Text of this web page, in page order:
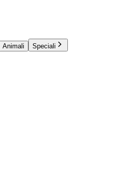
Animali
Speciali